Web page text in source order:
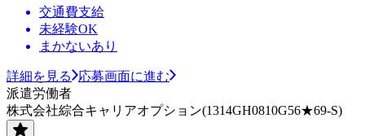
交通費支給
未経験OK
まかないあり
詳細を見る
応募画面に進む
派遣労働者
株式会社綜合キャリアオプション(1314GH0810G56★69-S)